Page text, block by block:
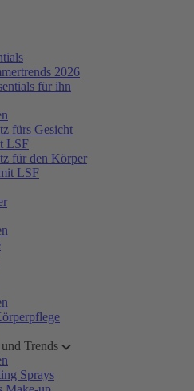
2026
für ihn
fürs Gesicht
LSF
für den Körper
LSF
Trends
Sprays